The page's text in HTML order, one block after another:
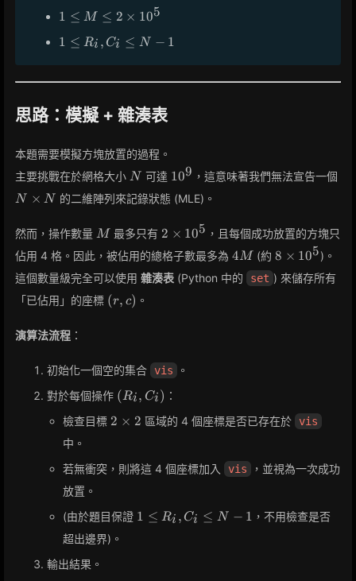
\le
10^9
1 \le
2
1 ≤ M ≤ 2 × 105
1
R_i,
C_i
\le
N -
1 ≤ Ri , Ci ≤ N − 1
思路：模擬 + 雜湊表
本題需要模擬方塊放置的過程。
主要挑戰在於網格大小 N
N 可達 10^9
109 ，這意味著我們無法宣告一個
N × N 的二維陣列來記錄狀態 (MLE)。
然而，操作數量 M
M最多只有 2
10^5
2 × 105 ，且每個成功放置的方塊只
佔用 4 格。因此，被佔用的總格子數最多為 4M
4M(約 8
10^5
8 × 105)。
這個數量級完全可以使用 雜湊表 (Python 中的 set ) 來儲存所有
「已佔用」的座標 (r,
c)
(r, c) 。
演算法流程 ：
初始化一個空的集合 vis
。
對於每個操作 (R_i,
C_i)
(Ri, Ci) ：
檢查目標 2
2 × 2 區域的 4 個座標是否已存在於 vis
中。
若無衝突，則將這 4 個座標加入
vis
，並視為一次成功
放置。
(由於題目保證 1
1 ≤ Ri , Ci ≤ N − 1 ，不用檢查是否
超出邊界)。
輸出結果。